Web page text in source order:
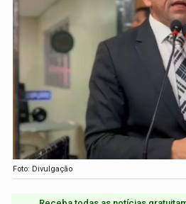
Foto: Divulgação